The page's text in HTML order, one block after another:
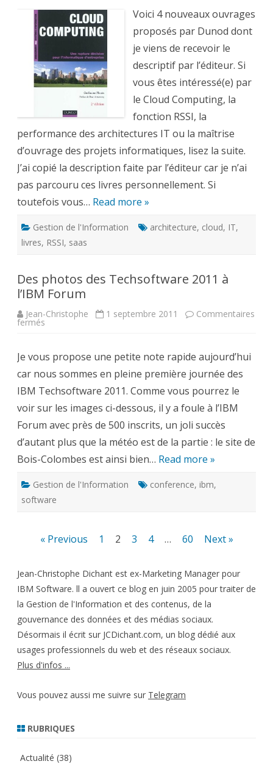
le
Computing,
la
RSSI,
l’architecture
IT
et
la
projets
Voici 4 nouveaux ouvrages
proposés par Dunod dont
je viens de recevoir le
descriptif par l’éditeur. Si
vous êtes intéressé(e) par
le Cloud Computing, la
fonction RSSI, la
performance des architectures IT ou la maîtrise
d’ouvrage des projets informatiques, lisez la suite.
J’ai copié la description faite par l’éditeur car je n’ai
pas parcouru ces livres personnellement. Si
toutefois vous… Read more »
Gestion de l'Information architecture, cloud, IT,
livres, RSSI, saas
Des photos des Techsoftware 2011 à
l’IBM Forum
Jean-Christophe 1 septembre 2011 Commentaires
fermés
Techsoftware
2011
à
l’IBM
Forum
Je vous propose une petite note rapide aujourd’hui
car nous sommes en pleine première journée des
IBM Techsoftware 2011. Comme vous pourrez le
voir sur les images ci-dessous, il y a foule à l’IBM
Forum avec près de 500 inscrits, un joli succès
d’autant plus que la météo est de la partie : le site de
Bois-Colombes est ainsi bien… Read more »
Gestion de l'Information conference, ibm,
software
Pagination
publications
« Previous 1 2 3 4 … 60 Next »
Jean-Christophe Dichant est ex-Marketing Manager pour
IBM Software. ll a ouvert ce blog en juin 2005 pour traiter de
la Gestion de l'Information et des contenus, de la
gouvernance des données et des médias sociaux.
Désormais il écrit sur JCDichant.com, un blog dédié aux
usages professionnels du web et des réseaux sociaux.
Plus d'infos ...
Vous pouvez aussi me suivre sur Telegram
RUBRIQUES
Actualité (38)